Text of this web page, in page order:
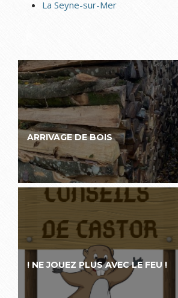
La Seyne-sur-Mer
ARRIVAGE DE BOIS
! NE JOUEZ PLUS AVEC LE FEU !